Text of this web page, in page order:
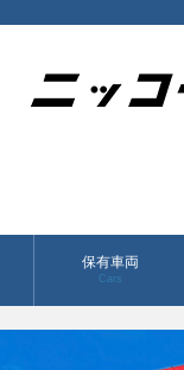
保有車両
Cars